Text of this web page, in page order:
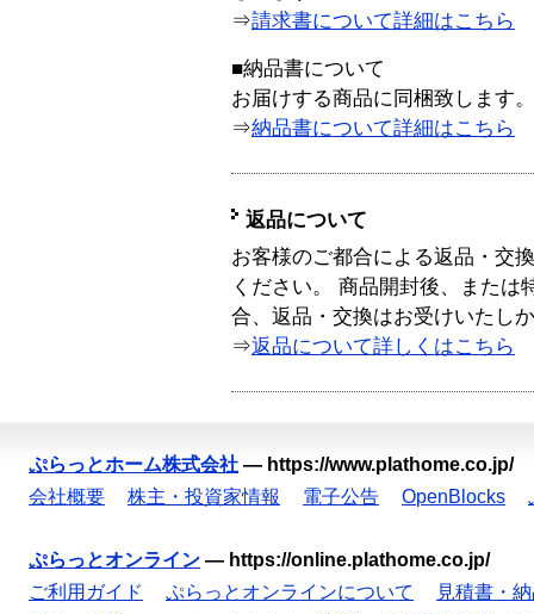
⇒請求書について詳細はこちら
■納品書について
お届けする商品に同梱致します。
⇒納品書について詳細はこちら
返品について
お客様のご都合による返品・交
ください。 商品開封後、または
合、返品・交換はお受けいたし
⇒返品について詳しくはこちら
ぷらっとホーム株式会社 — https://www.plathome.co.jp/
会社概要
株主・投資家情報 電子公告 OpenBlocks
ぷらっとオンライン — https://online.plathome.co.jp/
ご利用ガイド
ぷらっとオンラインについて
見積書・